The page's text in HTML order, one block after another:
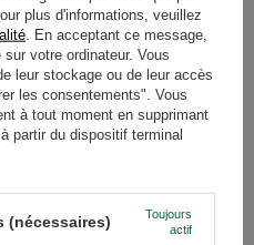
? Avez-vous des
plus d'informations, veuillez
. En acceptant ce message,
votre ordinateur. Vous
leur stockage ou de leur accès
les consentements". Vous
à tout moment en supprimant
partir du dispositif terminal
(nécessaires)
Toujours
actif